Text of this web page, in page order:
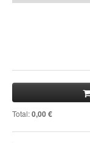
Total:0,00 €